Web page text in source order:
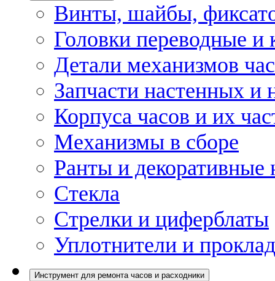
Винты, шайбы,
Головки переводные и
Детали механизмов
Запчасти настенных и
Корпуса часов и их
Механизмы в сборе
Ранты и декоративные
Стекла
Стрелки и циферблаты
Уплотнители и
Инструмент для ремонта часов и расходники